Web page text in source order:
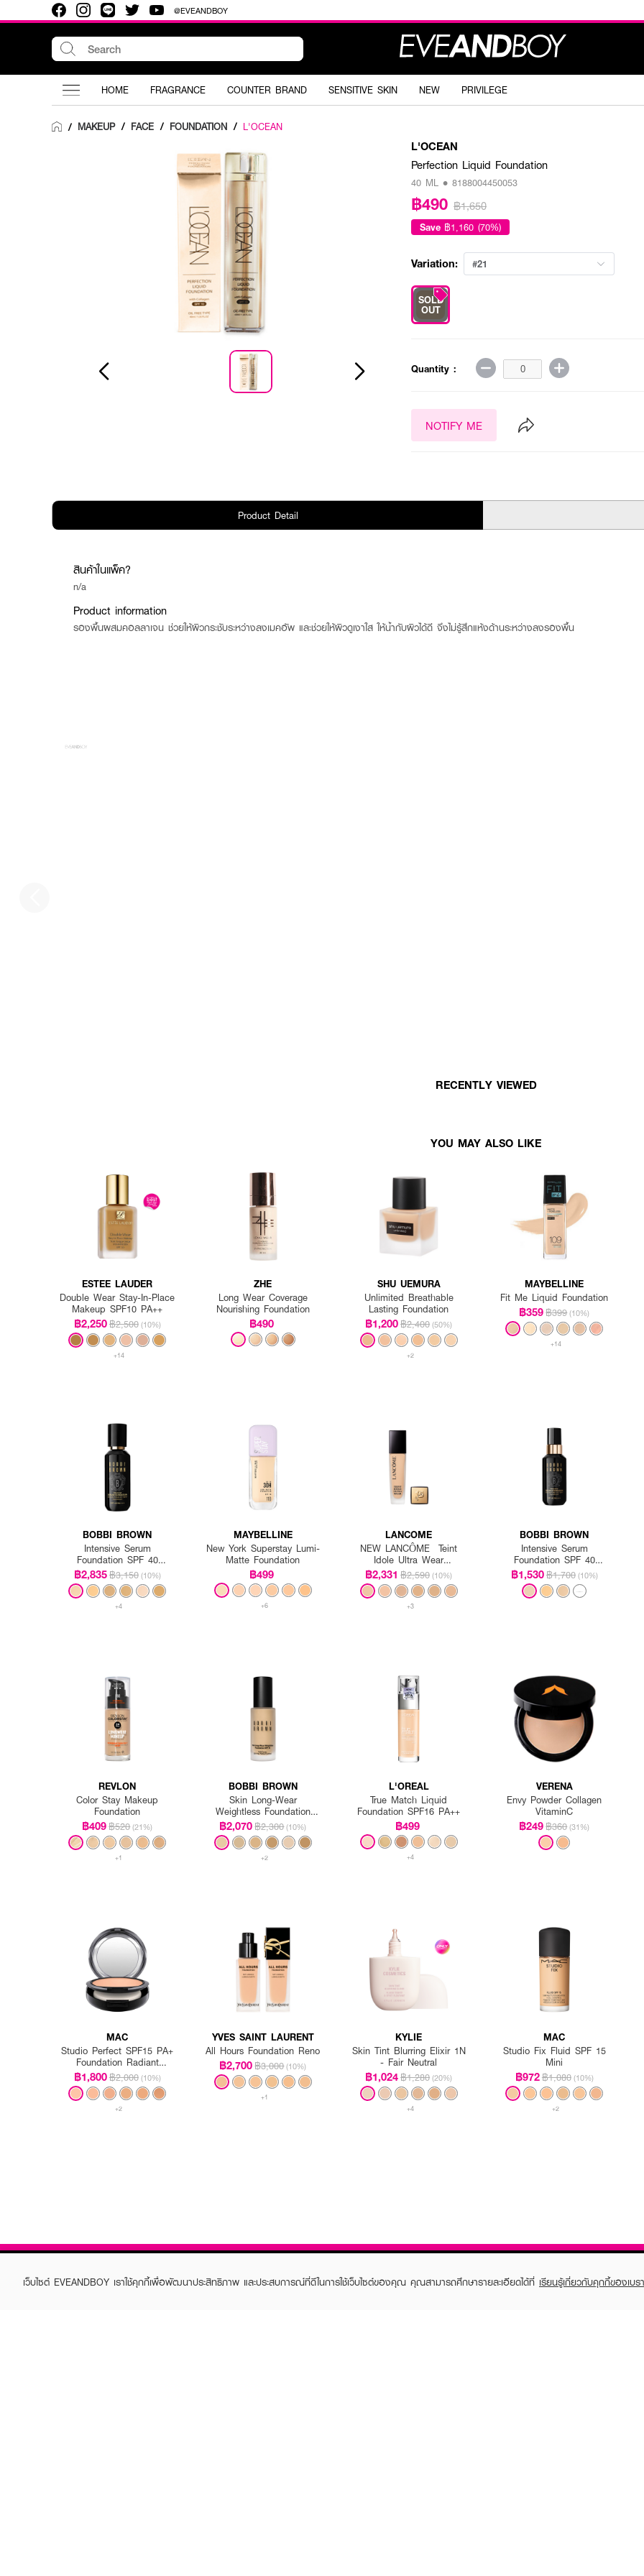
@EVEANDBOY
HOME FRAGRANCE COUNTER BRAND SENSITIVE SKIN NEW PRIVILEGE
/ MAKEUP / FACE / FOUNDATION / L'OCEAN
L'OCEAN
Perfection Liquid Foundation
40 ML • 8188004450053
฿490 ฿1,650
Save ฿1,160 (70%)
Variation: #21
SOLD
OUT
Quantity :
NOTIFY ME
Product Detail
สินค้าในแพ็ค?
n/a
Product information
รองพื้นผสมคอลลาเจน ช่วยให้ผิวกระชับระหว่างลงเมคอัพ และช่วยให้ผิวดูเงาใส ให้น้ำกับผิวได้ดี จึงไม่รู้สึกแห้งด้านระหว่างลงรองพื้น
RECENTLY VIEWED
YOU MAY ALSO LIKE
ESTEE LAUDER
Double Wear Stay-In-Place
Makeup SPF10 PA++
฿2,250฿2,500 (10%)
+14
ZHE
Long Wear Coverage
Nourishing Foundation
฿490
SHU UEMURA
Unlimited Breathable
Lasting Foundation
฿1,200฿2,400 (50%)
+2
MAYBELLINE
Fit Me Liquid Foundation
฿359฿399 (10%)
+14
BOBBI BROWN
Intensive Serum
Foundation SPF 40
PA++++
฿2,835฿3,150 (10%)
+4
MAYBELLINE
New York Superstay Lumi-
Matte Foundation
฿499
+6
LANCOME
NEW LANCÔME Teint
Idole Ultra Wear
Foundation SPF35
฿2,331 ฿2,590 (10%)
+3
BOBBI BROWN
Intensive Serum
Foundation SPF 40
PA++++
฿1,530฿1,700 (10%)
REVLON
Color Stay Makeup
Foundation
฿409฿520 (21%)
+1
BOBBI BROWN
Skin Long-Wear
Weightless Foundation
SPF 15 PA++ - Warm
Ivory
฿2,070฿2,300 (10%)
+2
L'OREAL
True Match Liquid
Foundation SPF16 PA++
฿499
+4
VERENA
Envy Powder Collagen
VitaminC
฿249฿360 (31%)
MAC
Studio Perfect SPF15 PA+
Foundation Radiant
Intensified (Refill)
฿1,800฿2,000 (10%)
+2
YVES SAINT LAURENT
All Hours Foundation Reno
฿2,700฿3,000 (10%)
+1
KYLIE
Skin Tint Blurring Elixir 1N
- Fair Neutral
฿1,024฿1,280 (20%)
+4
MAC
Studio Fix Fluid SPF 15
Mini
฿972฿1,080 (10%)
+2
เว็บไซต์ EVEANDBOY เราใช้คุกกี้เพื่อพัฒนาประสิทธิภาพ และประสบการณ์ที่ดีในการใช้เว็บไซต์ของคุณ คุณสามารถศึกษารายละเอียดได้ที่ เรียนรู้เกี่ยวกับคุกกี้ของเบร